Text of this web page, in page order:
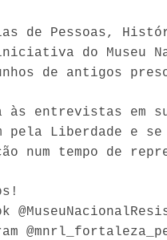
de Pessoas,
do Museu
de antigos
às entrevistas em
pela Liberdade e
num tempo de